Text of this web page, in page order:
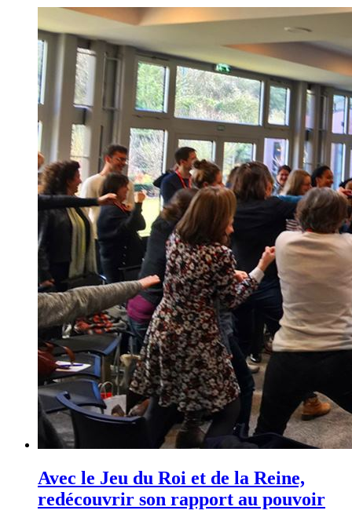
Avec le Jeu du Roi et de la Reine,
redécouvrir son rapport au pouvoir